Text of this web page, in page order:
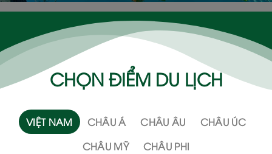
CHỌN ĐIỂM DU LỊCH
VIỆT NAM CHÂU Á CHÂU ÂU
CHÂU ÚC
CHÂU MỸ
CHÂU PHI